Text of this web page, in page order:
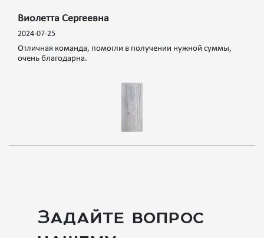
Виолетта Сергеевна
2024-07-25
Отличная команда, помогли в получении нужной суммы,
очень благодарна.
Задайте вопрос